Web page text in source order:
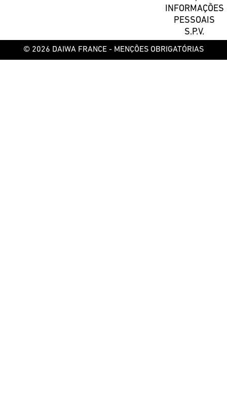
INFORMAÇÕES
PESSOAIS
S.P.V.
© 2026 DAIWA FRANCE - MENÇÕES OBRIGATÓRIAS